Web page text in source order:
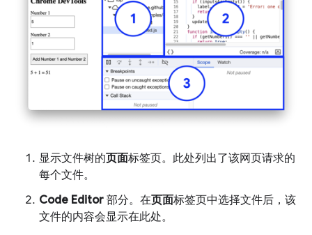
显示文件树的页面标签页。此处列出了该网页请求的
每个文件。
Code Editor 部分。在页面标签页中选择文件后，该
文件的内容会显示在此处。